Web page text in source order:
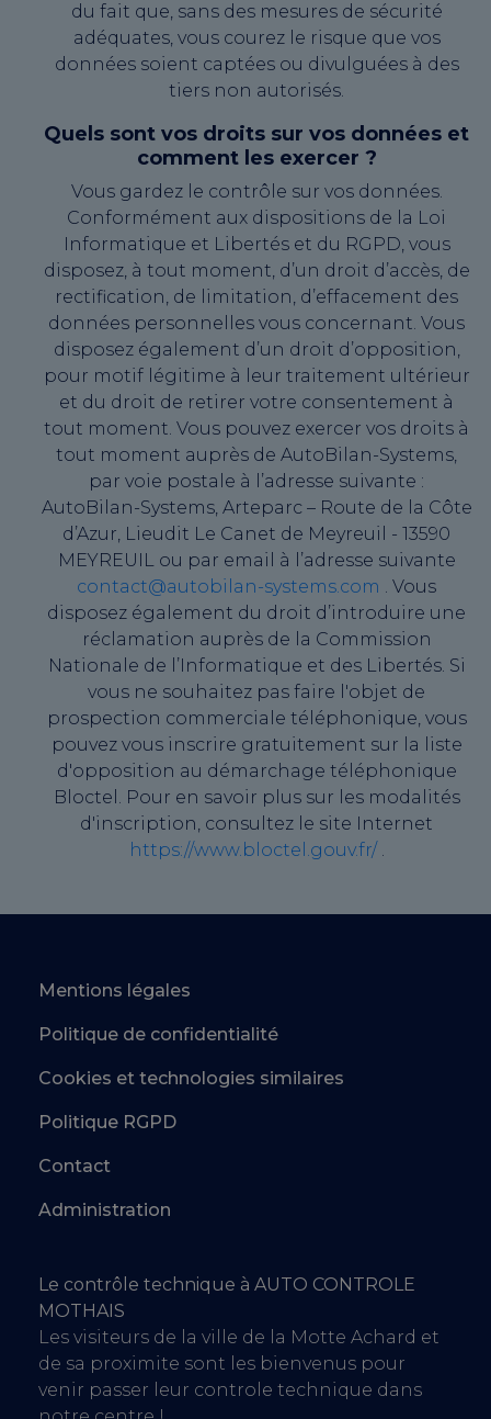
du fait que, sans des mesures de sécurité
adéquates, vous courez le risque que vos
données soient captées ou divulguées à des
tiers non autorisés.
Quels sont vos droits sur vos données et
comment les exercer ?
Vous gardez le contrôle sur vos données.
Conformément aux dispositions de la Loi
Informatique et Libertés et du RGPD, vous
disposez, à tout moment, d’un droit d’accès, de
rectification, de limitation, d’effacement des
données personnelles vous concernant. Vous
disposez également d’un droit d’opposition,
pour motif légitime à leur traitement ultérieur
et du droit de retirer votre consentement à
tout moment. Vous pouvez exercer vos droits à
tout moment auprès de AutoBilan-Systems,
par voie postale à l’adresse suivante :
AutoBilan-Systems, Arteparc – Route de la Côte
d’Azur, Lieudit Le Canet de Meyreuil - 13590
MEYREUIL ou par email à l’adresse suivante
contact@autobilan-systems.com . Vous
disposez également du droit d’introduire une
réclamation auprès de la Commission
Nationale de l’Informatique et des Libertés. Si
vous ne souhaitez pas faire l'objet de
prospection commerciale téléphonique, vous
pouvez vous inscrire gratuitement sur la liste
d'opposition au démarchage téléphonique
Bloctel. Pour en savoir plus sur les modalités
d'inscription, consultez le site Internet
https://www.bloctel.gouv.fr/.
Mentions légales
Politique de confidentialité
Cookies et technologies similaires
Politique RGPD
Contact
Administration
Le contrôle technique à AUTO CONTROLE
MOTHAIS
Les visiteurs de la ville de la Motte Achard et
de sa proximite sont les bienvenus pour
venir passer leur controle technique dans